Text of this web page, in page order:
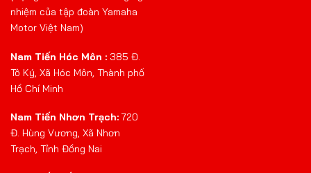
nhiệm của tập đoàn Yamaha
Motor Việt Nam)
Nam Tiến Hóc Môn : 385 Đ.
Tô Ký, Xã Hóc Môn, Thành phố
Hồ Chí Minh
Nam Tiến Nhơn Trạch: 720
Đ. Hùng Vương, Xã Nhơn
Trạch, Tỉnh Đồng Nai